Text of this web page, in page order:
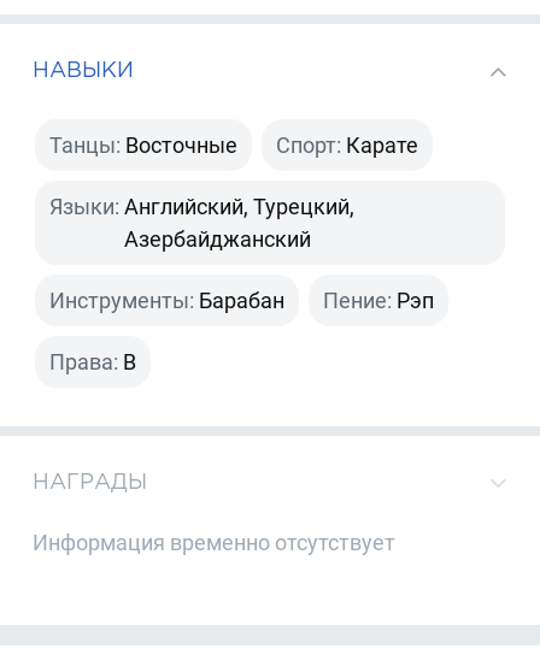
НАВЫКИ
Танцы: Восточные Спорт: Карате
Языки: Английский, Турецкий,
Азербайджанский
Инструменты: Барабан Пение: Рэп
Права: B
НАГРАДЫ
Информация временно отсутствует